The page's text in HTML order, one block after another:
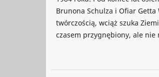
Brunona Schulza i Ofiar
twórczością, wciąż szuka
czasem przygnębiony, ale nie